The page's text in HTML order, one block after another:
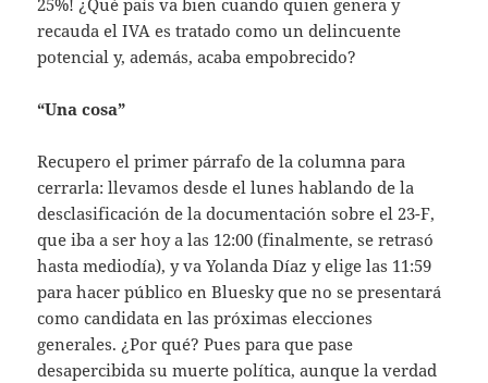
25%! ¿Qué país va bien cuando quien genera y
recauda el IVA es tratado como un delincuente
potencial y, además, acaba empobrecido?
“Una cosa”
Recupero el primer párrafo de la columna para
cerrarla: llevamos desde el lunes hablando de la
desclasificación de la documentación sobre el 23-F,
que iba a ser hoy a las 12:00 (finalmente, se retrasó
hasta mediodía), y va Yolanda Díaz y elige las 11:59
para hacer público en Bluesky que no se presentará
como candidata en las próximas elecciones
generales. ¿Por qué? Pues para que pase
desapercibida su muerte política, aunque la verdad